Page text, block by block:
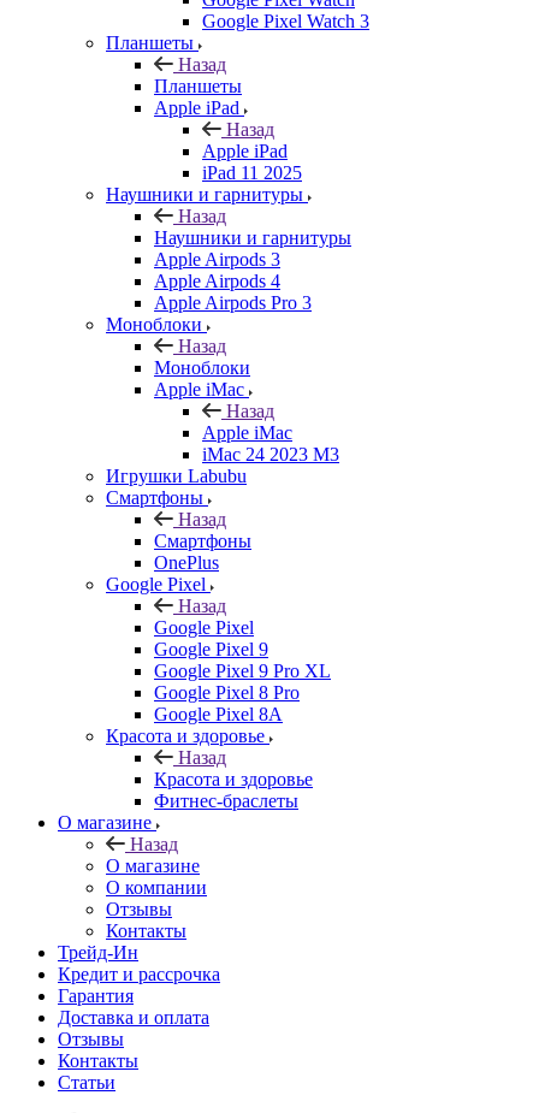
Google Pixel Watch 3
Планшеты
Назад
Планшеты
Apple iPad
Назад
Apple iPad
iPad 11 2025
Наушники и гарнитуры
Назад
Наушники и гарнитуры
Apple Airpods 3
Apple Airpods 4
Apple Airpods Pro 3
Моноблоки
Назад
Моноблоки
Apple iMac
Назад
Apple iMac
iMac 24 2023 M3
Игрушки Labubu
Смартфоны
Назад
Смартфоны
OnePlus
Google Pixel
Назад
Google Pixel
Google Pixel 9
Google Pixel 9 Pro XL
Google Pixel 8 Pro
Google Pixel 8A
Красота и здоровье
Назад
Красота и здоровье
Фитнес-браслеты
О магазине
Назад
О магазине
О компании
Отзывы
Контакты
Трейд-Ин
Кредит и рассрочка
Гарантия
Доставка и оплата
Отзывы
Контакты
Статьи